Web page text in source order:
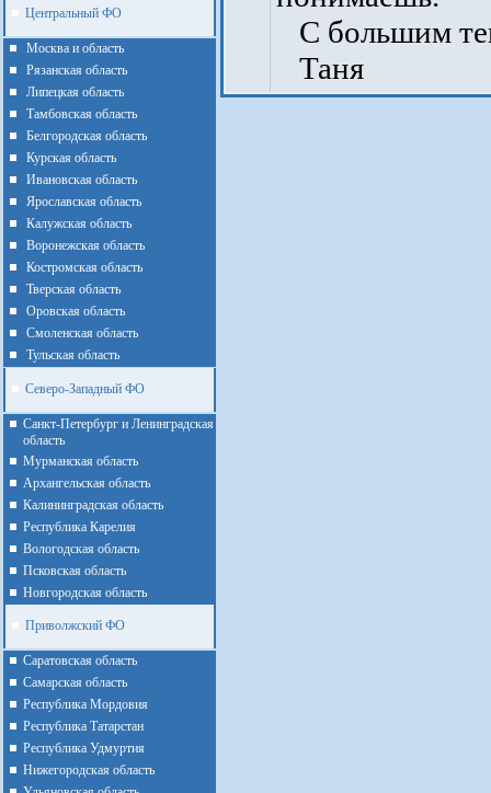
Центральный ФО
Москва и область
Рязанская область
Липецкая область
Тамбовская область
Белгородская область
Курская область
Ивановская область
Ярославская область
Калужская область
Воронежская область
Костромская область
Тверская область
Оровская область
Смоленская область
Тульская область
Северо-Западный ФО
Санкт-Петербург и Ленинградская
область
Мурманская область
Архангельская область
Калининградская область
Республика Карелия
Вологодская область
Псковская область
Новгородская область
Приволжский ФО
Cаратовская область
Cамарская область
Республика Мордовия
Республика Татарстан
Республика Удмуртия
Нижегородская область
С большим
Таня